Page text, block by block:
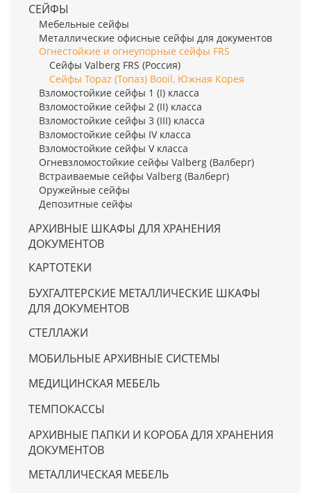
СЕЙФЫ
Мебельные сейфы
Металлические офисные сейфы для документов
Огнестойкие и огнеупорные сейфы FRS
Сейфы Valberg FRS (Россия)
Сейфы Topaz (Топаз) Booil, Южная Корея
Взломостойкие сейфы 1 (I) класса
Взломостойкие сейфы 2 (II) класса
Взломостойкие сейфы 3 (III) класса
Взломостойкие сейфы IV класса
Взломостойкие сейфы V класса
Огневзломостойкие сейфы Valberg (Валберг)
Встраиваемые сейфы Valberg (Валберг)
Оружейные сейфы
Депозитные сейфы
АРХИВНЫЕ ШКАФЫ ДЛЯ ХРАНЕНИЯ
ДОКУМЕНТОВ
КАРТОТЕКИ
БУХГАЛТЕРСКИЕ МЕТАЛЛИЧЕСКИЕ ШКАФЫ
ДЛЯ ДОКУМЕНТОВ
СТЕЛЛАЖИ
МОБИЛЬНЫЕ АРХИВНЫЕ СИСТЕМЫ
МЕДИЦИНСКАЯ МЕБЕЛЬ
ТЕМПОКАССЫ
АРХИВНЫЕ ПАПКИ И КОРОБА ДЛЯ ХРАНЕНИЯ
ДОКУМЕНТОВ
МЕТАЛЛИЧЕСКАЯ МЕБЕЛЬ